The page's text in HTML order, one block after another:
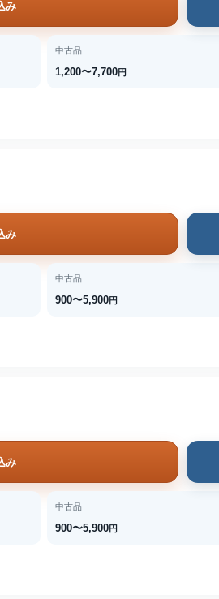
み
中古品
1,200〜7,700円
み
中古品
900〜5,900円
み
中古品
900〜5,900円